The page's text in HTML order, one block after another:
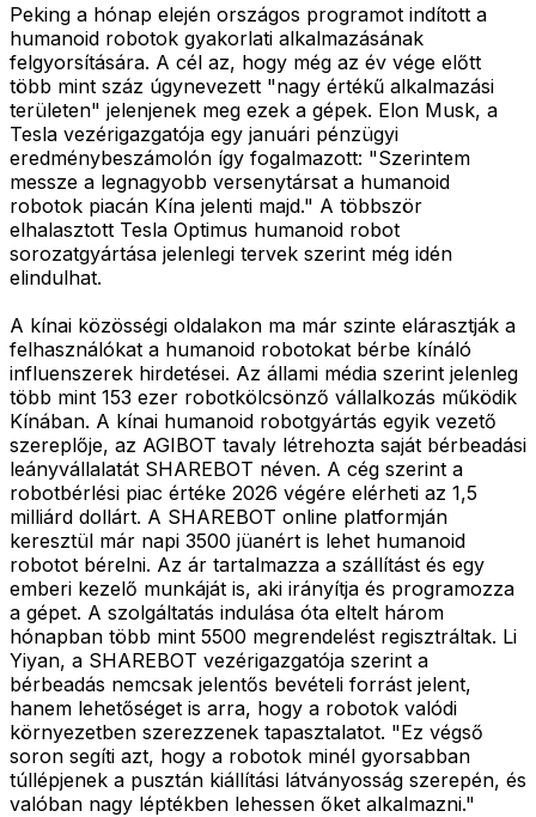
Peking a hónap elején országos programot indított a
humanoid robotok gyakorlati alkalmazásának
felgyorsítására. A cél az, hogy még az év vége előtt
több mint száz úgynevezett "nagy értékű alkalmazási
területen" jelenjenek meg ezek a gépek. Elon Musk, a
Tesla vezérigazgatója egy januári pénzügyi
eredménybeszámolón így fogalmazott: "Szerintem
messze a legnagyobb versenytársat a humanoid
robotok piacán Kína jelenti majd." A többször
elhalasztott Tesla Optimus humanoid robot
sorozatgyártása jelenlegi tervek szerint még idén
elindulhat.
A kínai közösségi oldalakon ma már szinte elárasztják a
felhasználókat a humanoid robotokat bérbe kínáló
influenszerek hirdetései. Az állami média szerint jelenleg
több mint 153 ezer robotkölcsönző vállalkozás működik
Kínában. A kínai humanoid robotgyártás egyik vezető
szereplője, az AGIBOT tavaly létrehozta saját bérbeadási
leányvállalatát SHAREBOT néven. A cég szerint a
robotbérlési piac értéke 2026 végére elérheti az 1,5
milliárd dollárt. A SHAREBOT online platformján
keresztül már napi 3500 jüanért is lehet humanoid
robotot bérelni. Az ár tartalmazza a szállítást és egy
emberi kezelő munkáját is, aki irányítja és programozza
a gépet. A szolgáltatás indulása óta eltelt három
hónapban több mint 5500 megrendelést regisztráltak. Li
Yiyan, a SHAREBOT vezérigazgatója szerint a
bérbeadás nemcsak jelentős bevételi forrást jelent,
hanem lehetőséget is arra, hogy a robotok valódi
környezetben szerezzenek tapasztalatot. "Ez végső
soron segíti azt, hogy a robotok minél gyorsabban
túllépjenek a pusztán kiállítási látványosság szerepén, és
valóban nagy léptékben lehessen őket alkalmazni."